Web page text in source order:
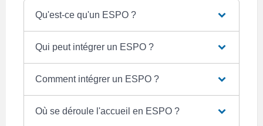
Qu'est-ce qu'un ESPO ?
Qui peut intégrer un ESPO ?
Comment intégrer un ESPO ?
Où se déroule l'accueil en ESPO ?